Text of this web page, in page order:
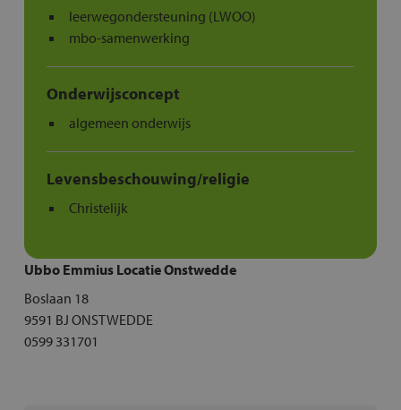
Ubbo Emmius Locatie Onstwedde
Boslaan 18
9591 BJ ONSTWEDDE
0599 331701
leerwegondersteuning (LWOO)
mbo-samenwerking
Onderwijsconcept
algemeen onderwijs
Levensbeschouwing/religie
Christelijk